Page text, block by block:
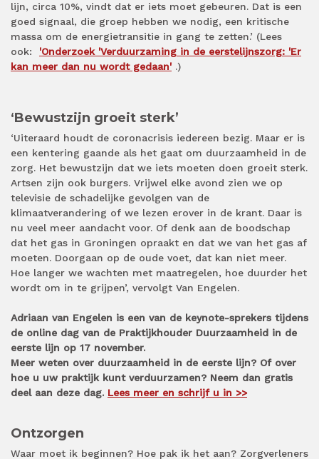
lijn, circa 10%, vindt dat er iets moet gebeuren. Dat is een
goed signaal, die groep hebben we nodig, een kritische
massa om de energietransitie in gang te zetten.’ (Lees
ook: 'Onderzoek 'Verduurzaming in de eerstelijnszorg: 'Er
kan meer dan nu wordt gedaan' .)
‘Bewustzijn groeit sterk’
‘Uiteraard houdt de coronacrisis iedereen bezig. Maar er is
een kentering gaande als het gaat om duurzaamheid in de
zorg. Het bewustzijn dat we iets moeten doen groeit sterk.
Artsen zijn ook burgers. Vrijwel elke avond zien we op
televisie de schadelijke gevolgen van de
klimaatverandering of we lezen erover in de krant. Daar is
nu veel meer aandacht voor. Of denk aan de boodschap
dat het gas in Groningen opraakt en dat we van het gas af
moeten. Doorgaan op de oude voet, dat kan niet meer.
Hoe langer we wachten met maatregelen, hoe duurder het
wordt om in te grijpen’, vervolgt Van Engelen.
Adriaan van Engelen is een van de keynote-sprekers tijdens
de online dag van de Praktijkhouder Duurzaamheid in de
eerste lijn op 17 november.
Meer weten over duurzaamheid in de eerste lijn? Of over
hoe u uw praktijk kunt verduurzamen? Neem dan gratis
deel aan deze dag. Lees meer en schrijf u in >>
Ontzorgen
Waar moet ik beginnen? Hoe pak ik het aan? Zorgverleners